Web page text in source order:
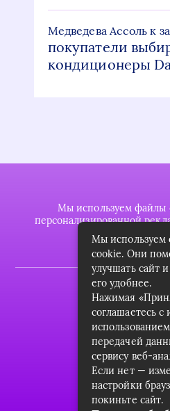
Медведева Ассоль к
покупатели
кондиционеры
Мы используем файлы
персонализированной
анализа
2022 ©
Карта
О
Архив
Мы используем
cookie. Они
улучшать сайт
его удобнее.
Нажимая
соглашаетесь с
передачей
сервису веб-
Если нет —
настройки
покиньте сайт.